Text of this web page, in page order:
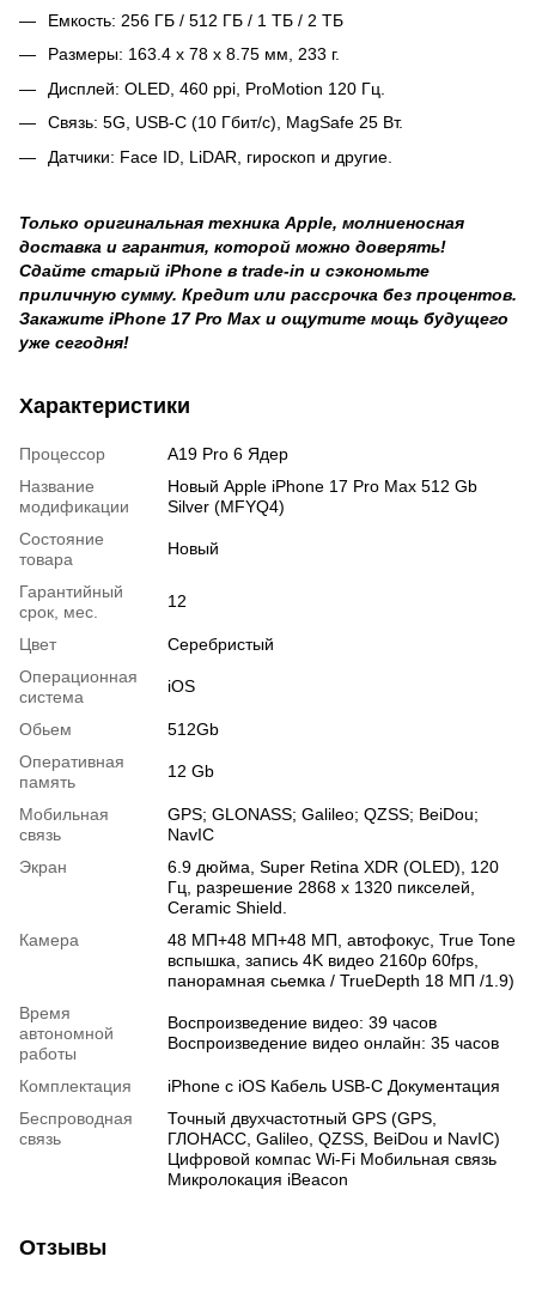
Емкость: 256 ГБ / 512 ГБ / 1 ТБ / 2 ТБ
Размеры: 163.4 x 78 x 8.75 мм, 233 г.
Дисплей: OLED, 460 ppi, ProMotion 120 Гц.
Связь: 5G, USB-C (10 Гбит/с), MagSafe 25 Вт.
Датчики: Face ID, LiDAR, гироскоп и другие.
Только оригинальная техника Apple, молниеносная
доставка и гарантия, которой можно доверять!
Сдайте старый iPhone в trade-in и сэкономьте
приличную сумму. Кредит или рассрочка без процентов.
Закажите iPhone 17 Pro Max и ощутите мощь будущего
уже сегодня!
Характеристики
Процессор
A19 Pro 6 Ядер
Название
модификации
Новый Apple iPhone 17 Pro Max 512 Gb
Silver (MFYQ4)
Состояние
товара
Новый
Гарантийный
срок, мес.
12
Цвет
Серебристый
Операционная
система
iOS
Обьем
512Gb
Оперативная
память
12 Gb
Мобильная
связь
GPS; GLONASS; Galileo; QZSS; BeiDou;
NavIC
Экран
6.9 дюйма, Super Retina XDR (OLED), 120
Гц, разрешение 2868 x 1320 пикселей,
Ceramic Shield.
Камера
48 МП+48 МП+48 МП, автофокус, True Tone
вспышка, запись 4K видео 2160p 60fps,
панорамная сьемка / TrueDepth 18 МП /1.9)
Время
автономной
работы
Воспроизведение видео: 39 часов
Воспроизведение видео онлайн: 35 часов
Комплектация
iPhone с iOS Кабель USB-C Документация
Беспроводная
связь
Точный двухчастотный GPS (GPS,
ГЛОНАСС, Galileo, QZSS, BeiDou и NavIC)
Цифровой компас Wi-Fi Мобильная связь
Микролокация iBeacon
Отзывы